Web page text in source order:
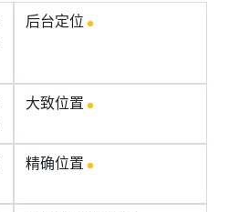
后台定位
大致位置
精确位置